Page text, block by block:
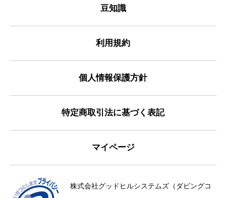
豆知識
利用規約
個人情報保護方針
特定商取引法に基づく表記
マイページ
株式会社グッドヒルシステムズ（ダビングコ